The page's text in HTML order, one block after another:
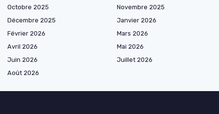
Octobre 2025
Novembre 2025
Décembre 2025
Janvier 2026
Février 2026
Mars 2026
Avril 2026
Mai 2026
Juin 2026
Juillet 2026
Août 2026